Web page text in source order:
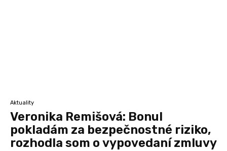
Aktuality
Veronika Remišová: Bonul
pokladám za bezpečnostné riziko,
rozhodla som o vypovedaní zmluvy